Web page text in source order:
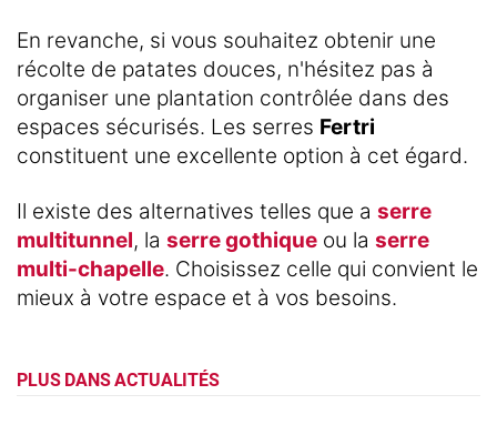
En revanche, si vous souhaitez obtenir une
récolte de patates douces, n'hésitez pas à
organiser une plantation contrôlée dans des
espaces sécurisés. Les serres Fertri
constituent une excellente option à cet égard.
Il existe des alternatives telles que a serre
multitunnel, la serre gothique ou la serre
multi-chapelle. Choisissez celle qui convient le
mieux à votre espace et à vos besoins.
PLUS DANS ACTUALITÉS